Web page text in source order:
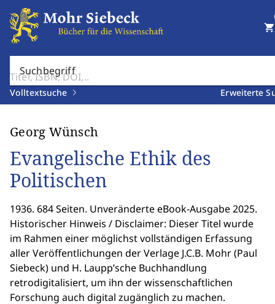
Suchbegriff
Volltextsuche Erweiterte
shopping_cart
Georg Wünsch
Evangelische Ethik des
Politischen
1936. 684 Seiten. Unveränderte eBook-Ausgabe 2025.
Historischer Hinweis / Disclaimer: Dieser Titel wurde
im Rahmen einer möglichst vollständigen Erfassung
aller Veröffentlichungen der Verlage J.C.B. Mohr (Paul
Siebeck) und H. Laupp’sche Buchhandlung
retrodigitalisiert, um ihn der wissenschaftlichen
Forschung auch digital zugänglich zu machen.